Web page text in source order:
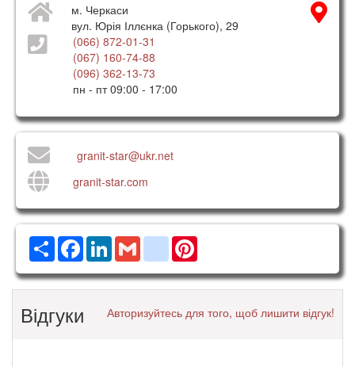
м. Черкаси
вул. Юрія Іллєнка (Горького), 29
(066) 872-01-31
(067) 160-74-88
(096) 362-13-73
пн - пт 09:00 - 17:00
granit-star@ukr.net
granit-star.com
РесурсFacebook
LinkedInGmail google_bookmarks
Відгуки Авторизуйтесь для того, щоб лишити відгук!